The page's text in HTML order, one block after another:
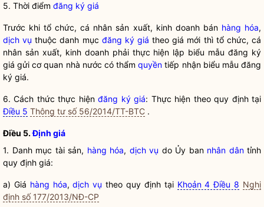
5. Thời điểm đăng ký giá
Trước khi tổ chức, cá nhân sản xuất, kinh doanh bán hàng hóa,
dịch vụ thuộc danh mục đăng ký giá theo giá mới thì tổ chức, cá
nhân sản xuất, kinh doanh phải thực hiện lập biểu mẫuđăng ký
giá gửi cơ quan nhà nước có thẩmquyền tiếp nhận biểu mẫuđăng
ký giá.
6. Cách thức thực hiệnđăng ký giá: Thực hiện theo quy định tại
Điều 5 Thông tư số 56/2014/TT-BTC .
Điều 5.Định giá
1. Danh mục tài sản, hàng hóa, dịch vụ do Ủy ban nhân dântỉnh
quy định giá:
a) Giá hàng hóa,dịch vụ theo quy định tại Khoản 4 Điều 8 Nghị
định số 177/2013/NĐ-CP